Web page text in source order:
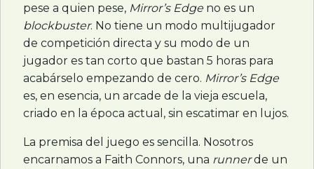
pese a quien pese, Mirror’s Edge no es un
blockbuster. No tiene un modo multijugador
de competición directa y su modo de un
jugador es tan corto que bastan 5 horas para
acabárselo empezando de cero. Mirror’s Edge
es, en esencia, un arcade de la vieja escuela,
criado en la época actual, sin escatimar en lujos.
La premisa del juego es sencilla. Nosotros
encarnamos a Faith Connors, una runnerde un